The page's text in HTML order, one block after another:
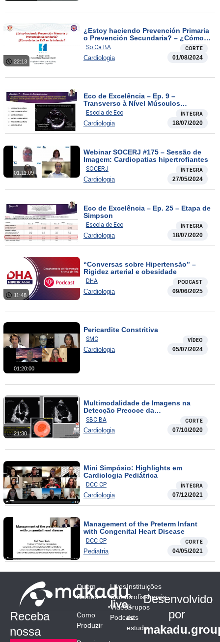
22:13
¿Estoy haciendo Prevención Primaria
o Prevención Secundaria? – ¿Cómo
detectar EVA en la infancia?
So.Ca.BA CORTE
Cardiologia 01/08/2024
Eco de Excelência – Ep. 9 –
Transverso à Nível Músculos
Papilares
Escola de Eco ÍNTEGRA
Cardiologia 18/07/2020
01:11:09
Webinar SOCERJ #175 – Sessão de
Imagem: Cardiopatias hipertrofiantes
SOCERJ ÍNTEGRA
Cardiologia 27/05/2024
Eco de Excelência – Ep. 25 – Etapa de
Simpson
Escola de Eco ÍNTEGRA
Cardiologia 18/07/2020
11:48
“Conversas sobre Hipertensão” –
Rigidez arterial e obesidade
DHA PODCAST
Cardiologia 09/06/2025
01:20:00
Pericardite Constritiva
SMC VÍDEO
Cardiologia 05/07/2024
21:30
Multimodalidade de Imagens na
Detecção Precoce da
Cardiotoxicidade
SBC BA CORTE
Cardiologia 07/10/2020
Mini Simpósio: Highlights em
Cardiologia Pediátrica
DCC CP ÍNTEGRA
Cardiologia 07/12/2021
Management of the Preterm Infant
with Congenital Heart Disease
DCC CP CORTE
Pediatria 04/05/2021
Receba
nossa
Quem
Somos
Como
Produzir
Lives
Cursos
Vídeos
Podcasts
Instituições
Profissionais
Grupos
de
estudo
Desenvolvido
por